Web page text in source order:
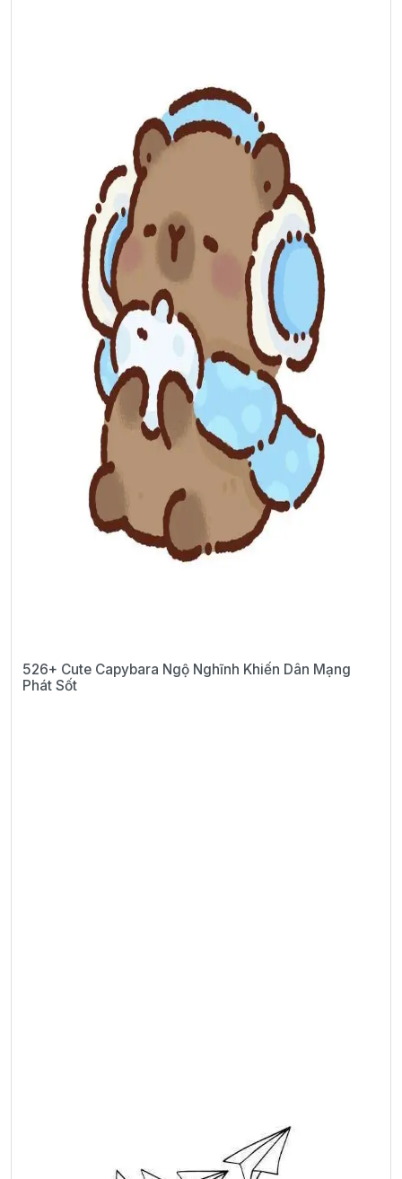
526+ Cute Capybara Ngộ Nghĩnh Khiến Dân Mạng
Phát Sốt